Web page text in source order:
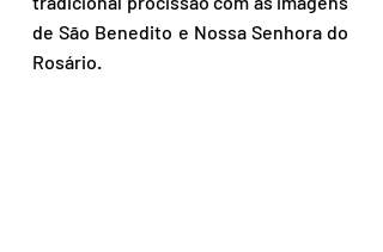
de São Benedito e Nossa Senhora do
Rosário.